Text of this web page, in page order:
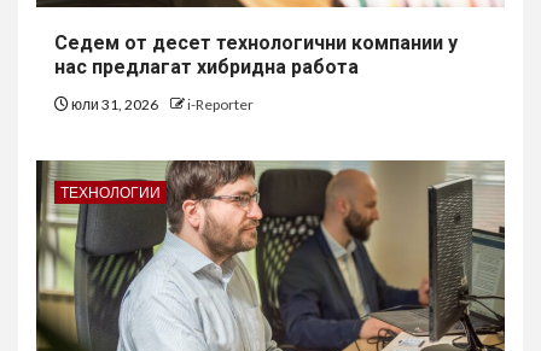
Седем от десет технологични компании у
нас предлагат хибридна работа
юли 31, 2026 i-Reporter
ТЕХНОЛОГИИ